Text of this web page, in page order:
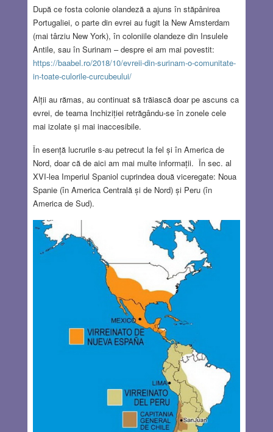
După ce fosta colonie olandeză a ajuns în stăpânirea
Portugaliei, o parte din evrei au fugit la New Amsterdam
(mai târziu New York), în coloniile olandeze din Insulele
Antile, sau în Surinam – despre ei am mai povestit:
https://baabel.ro/2018/10/evreii-din-surinam-o-comunitate-
in-toate-culorile-curcubeului/
Alții au rămas, au continuat să trăiască doar pe ascuns ca
evrei, de teama Inchiziției retrăgându-se în zonele cele
mai izolate și mai inaccesibile.
În esență lucrurile s-au petrecut la fel și în America de
Nord, doar că de aici am mai multe informații. În sec. al
XVI-lea Imperiul Spaniol cuprindea două viceregate: Noua
Spanie (în America Centrală și de Nord) și Peru (în
America de Sud).